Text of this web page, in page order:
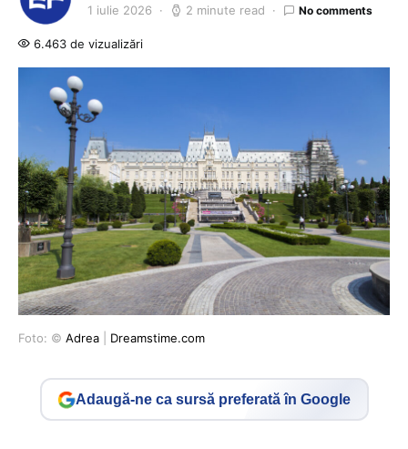
1 iulie 2026 2 minute read No comments
6.463 de vizualizări
Foto: © Adrea Dreamstime.com
Adaugă-ne ca sursă preferată în Google